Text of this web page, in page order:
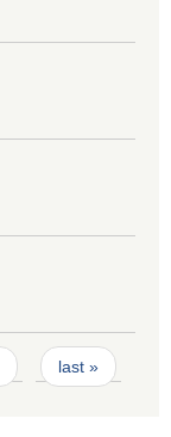
last »